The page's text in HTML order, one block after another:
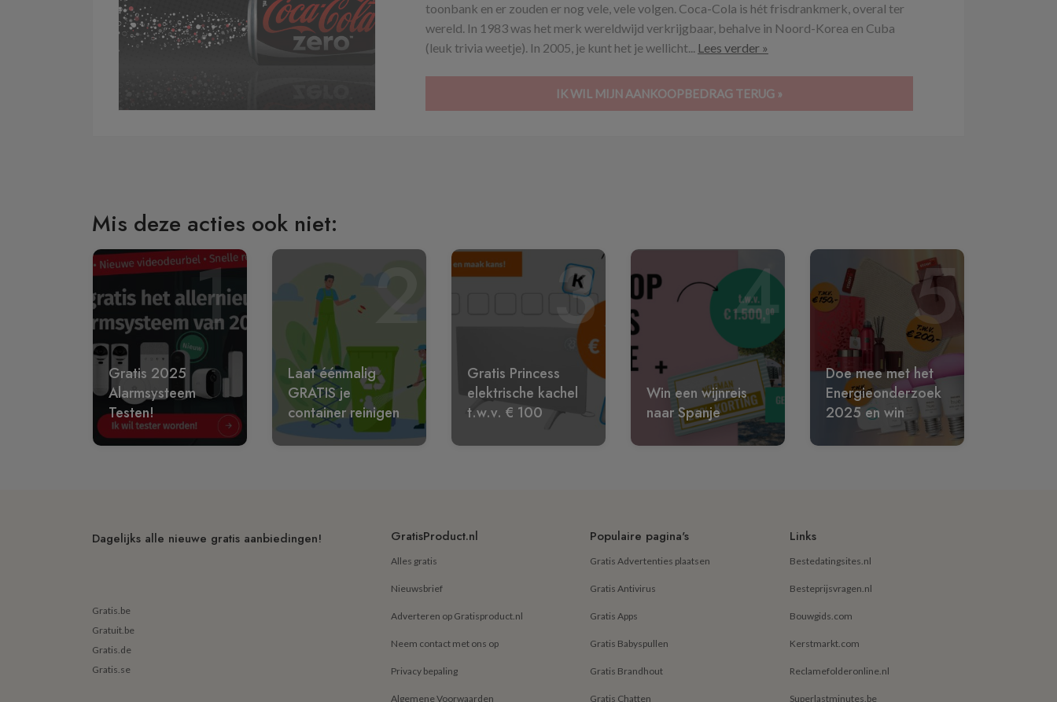
toonbank en er zouden er nog vele, vele volgen. Coca-Cola is hét frisdrankmerk, overal ter
wereld. In 1983 was het merk wereldwijd verkrijgbaar, behalve in Noord-Korea en Cuba
(leuk trivia weetje). In 2005, je kunt het je wellicht... Lees verder »
IK WIL MIJN AANKOOPBEDRAG TERUG »
Mis deze acties ook niet:
1
Gratis 2025
Alarmsysteem
Testen!
2
Laat éénmalig
GRATIS je
container reinigen
3
Gratis Princess
elektrische kachel
t.w.v. € 100
4
Win een wijnreis
naar Spanje
5
Doe mee met het
Energieonderzoek
2025 en win
Dagelijks alle nieuwe gratis aanbiedingen!
Gratis.be
Gratuit.be
Gratis.de
Gratis.se
GratisProduct.nl
Alles gratis
Nieuwsbrief
Adverteren op Gratisproduct.nl
Neem contact met ons op
Privacy bepaling
Algemene Voorwaarden
Populaire pagina's
Gratis Advertenties plaatsen
Gratis Antivirus
Gratis Apps
Gratis Babyspullen
Gratis Brandhout
Gratis Chatten
Links
Bestedatingsites.nl
Besteprijsvragen.nl
Bouwgids.com
Kerstmarkt.com
Reclamefolderonline.nl
Superlastminutes.be